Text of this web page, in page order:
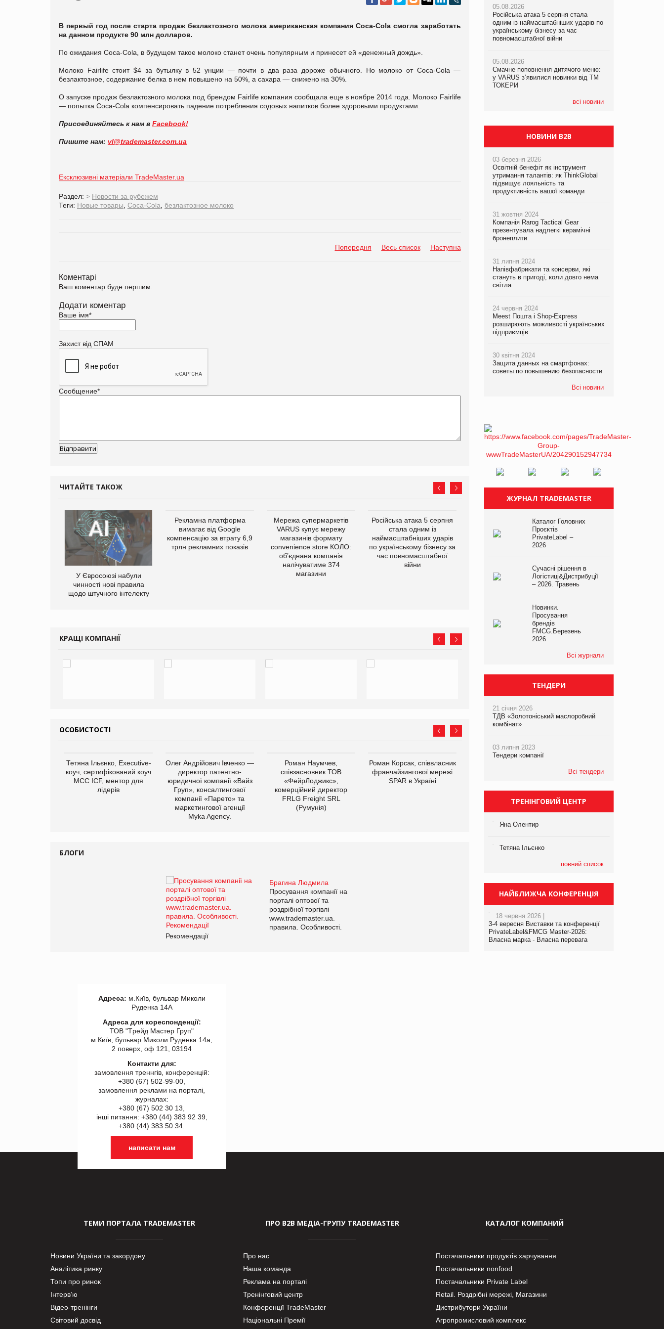
В первый год после старта продаж безлактозного молока американская компания Coca-Cola смогла заработать
на данном продукте 90 млн долларов.
По ожидания Coca-Cola, в будущем такое молоко станет очень популярным и принесет ей «денежный дождь».
Молоко Fairlife стоит $4 за бутылку в 52 унции — почти в два раза дороже обычного. Но молоко от Coca-Cola —
безлактозное, содержание белка в нем повышено на 50%, а сахара — снижено на 30%.
О запуске продаж безлактозного молока под брендом Fairlife компания сообщала еще в ноябре 2014 года. Молоко Fairlife
— попытка Coca-Cola компенсировать падение потребления содовых напитков более здоровыми продуктами.
Присоединяйтесь к нам в Facebook!
Пишите нам: vl@trademaster.com.ua
Ексклюзивні матеріали TradeMaster.ua
Раздел: > Новости за рубежем
Теги: Новые товары Coca-Cola безлактозное молоко
Попередня Весь список Наступна
Коментарі
Ваш коментар буде першим.
Додати коментар
Ваше імя*
Захист від СПАМ
Сообщение*
ЧИТАЙТЕ ТАКОЖ
У Євросоюзі набули
чинності нові правила
щодо штучного інтелекту
Рекламна платформа
вимагає від Google
компенсацію за втрату 6,9
трлн рекламних показів
Мережа супермаркетів
VARUS купує мережу
магазинів формату
convenience store КОЛО:
об’єднана компанія
налічуватиме 374
магазини
Російська атака 5 серпня
стала одним із
наймасштабніших ударів
по українському бізнесу за
час повномасштабної
війни
Смачне поповнення
дитячого меню: у VARUS
з’явилися новинки від ТМ
Сергій Лісунов про
КРАЩІ КОМПАНІЇ
ОСОБИСТОСТІ
Тетяна Ільєнко, Executive-
коуч, сертифікований коуч
МСС ICF, ментор для
лідерів
Олег Андрійович Івченко —
директор патентно-
юридичної компанії «Вайз
Груп», консалтингової
компанії «Парето» та
маркетингової агенції
Myka Agency.
Роман Наумчев,
співзасновник ТОВ
«ФейрЛоджикс»,
комерційний директор
FRLG Freight SRL
(Румунія)
Роман Корсак, співвласник
франчайзингової мережі
SPAR в Україні
виробництва
компанії «УкраМарин»
БЛОГИ
Брагина Людмила
Просування компанії на
порталі оптової та
роздрібної торгівлі
www.trademaster.ua.
правила. Особливості.
Рекомендації
Брагина Людмила
Просування компанії на
www.trademaster.ua.
правила. Особливості.
05.08.2026
Російська атака 5 серпня стала
одним із наймасштабніших ударів по
українському бізнесу за час
повномасштабної війни
05.08.2026
Смачне поповнення дитячого меню:
у VARUS з’явилися новинки від ТМ
ТОКЕРИ
всі новини
рекламі екологічних продуктів
05.08.2026
AstraZeneca обговорює найбільшу
рекламі екологічних продуктів
05.08.2026
AstraZeneca обговорює найбільшу
НОВИНИ B2B
03 березня 2026
Освітній бенефіт як інструмент
утримання талантів: як ThinkGlobal
підвищує лояльність та
продуктивність вашої команди
31 жовтня 2024
Компанія Rarog Tactical Gear
презентувала надлегкі керамічні
бронеплити
31 липня 2024
Напівфабрикати та консерви, які
стануть в пригоді, коли довго нема
світла
24 червня 2024
Meest Пошта і Shop-Express
розширюють можливості українських
підприємців
30 квітня 2024
Защита данных на смартфонах:
советы по повышению безопасности
Всі новини
ЖУРНАЛ TRADEMASTER
Каталог Головних
Проєктів
PrivateLabel –
2026
Сучасні рішення в
Логістиці&Дистрибуції
– 2026. Травень
Новинки.
Просування
брендів
FMCG.Березень
2026
Всі журнали
ТЕНДЕРИ
21 січня 2026
ТДВ «Золотоніський маслоробний
комбінат»
03 липня 2023
Тендери компанії
Всі тендери
ТРЕНІНГОВИЙ ЦЕНТР
Яна Олентир
Тетяна Ільєнко
повний список
НАЙБЛИЖЧА КОНФЕРЕНЦІЯ
18 червня 2026 |
3-4 вересня Виставки та конференції
PrivateLabel&FMCG Master-2026:
Власна марка - Власна перевага
Адреса: м.Київ, бульвар Миколи
Руденка 14А
Адреса для кореспонденції:
ТОВ "Tрейд Мастер Груп"
м.Київ, бульвар Миколи Руденка 14а,
2 поверх, оф 121, 03194
Контакти для:
замовлення треннгів, конференцій:
+380 (67) 502-99-00,
замовлення реклами на порталі,
журналах:
+380 (67) 502 30 13,
інші питання: +380 (44) 383 92 39,
+380 (44) 383 50 34.
написати нам
ТЕМИ ПОРТАЛА TRADEMASTER
Новини України та закордону
Аналітика ринку
Топи про ринок
Інтерв’ю
Відео-тренінги
Світовий досвід
ПРО В2В МЕДІА-ГРУПУ TRADEMASTER
Про нас
Наша команда
Реклама на порталі
Тренінговий центр
Конференції TradeMaster
Національні Премії
КАТАЛОГ КОМПАНИЙ
Постачальники продуктів харчування
Постачальники nonfood
Постачальники Private Label
Retail. Роздрібні мережі, Магазини
Дистрибутори України
Агропромисловий комплекс